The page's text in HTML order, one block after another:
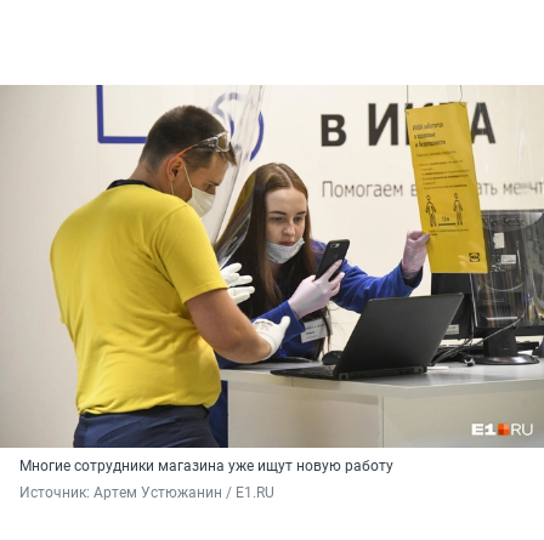
Многие сотрудники магазина уже ищут новую работу
Источник: Артем Устюжанин / E1.RU